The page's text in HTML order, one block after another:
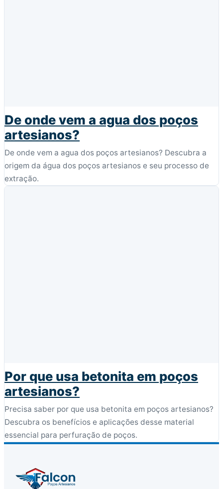
De onde vem a agua dos poços
artesianos?
De onde vem a agua dos poços artesianos? Descubra a
origem da água dos poços artesianos e seu processo de
extração.
Por que usa betonita em poços
artesianos?
Precisa saber por que usa betonita em poços artesianos?
Descubra os benefícios e aplicações desse material
essencial para perfuração de poços.